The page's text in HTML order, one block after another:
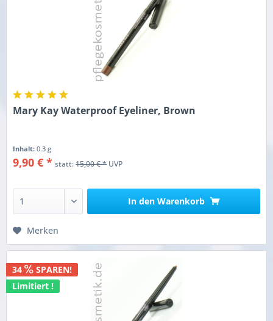
Mary Kay Waterproof Eyeliner, Brown
Inhalt:0.3 g
9,90 € * statt:15,00 € *UVP
In den Warenkorb
Merken
34
SPAREN!
Limitiert !